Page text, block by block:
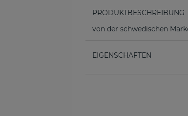
PRODUKTBESCHREIBUNG
von der schwedischen
EIGENSCHAFTEN